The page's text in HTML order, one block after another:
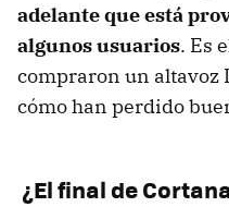
adelante que está
algunos usuarios. Es
compraron un altavoz
cómo han perdido
¿El final de